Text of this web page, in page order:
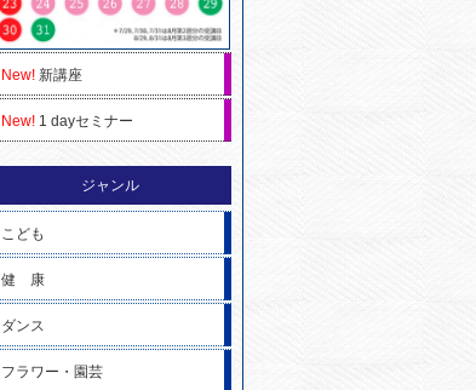
New!新講座
New!1 dayセミナー
ジャンル
こども
健 康
ダンス
フラワー・園芸